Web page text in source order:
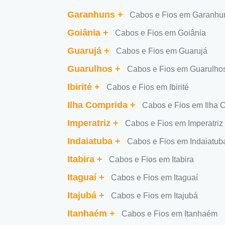
Garanhuns + Cabos e Fios em
Goiânia + Cabos e Fios em Goiânia
Guarujá + Cabos e Fios em Guarujá
Guarulhos + Cabos e Fios em
Ibirité + Cabos e Fios em Ibirité
Ilha Comprida + Cabos e Fios em Ilha
Imperatriz + Cabos e Fios em Imperatriz
Indaiatuba + Cabos e Fios em
Itabira + Cabos e Fios em Itabira
Itaguaí + Cabos e Fios em Itaguaí
Itajubá + Cabos e Fios em Itajubá
Itanhaém + Cabos e Fios em Itanhaém